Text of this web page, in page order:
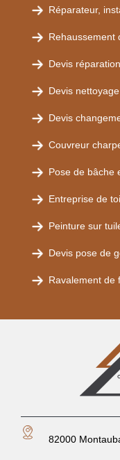
Réparateur,
Rehaussement
Devis
Devis
Devis
Couvreur
Pose de bâche
Entreprise de
Peinture sur
Devis pose de
Ravalement de
82000